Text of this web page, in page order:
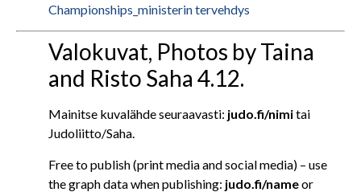
Championships_ministerin tervehdys
Valokuvat, Photos by Taina
and Risto Saha 4.12.
Mainitse kuvalähde seuraavasti: judo.fi/nimitai
Judoliitto/Saha.
Free to publish (print media and social media) – use
the graph data when publishing: judo.fi/nameor